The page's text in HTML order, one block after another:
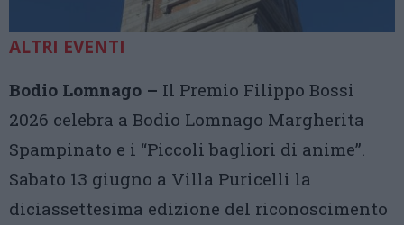
ALTRI EVENTI
Bodio Lomnago – Il Premio Filippo Bossi
2026 celebra a Bodio Lomnago Margherita
Spampinato e i “Piccoli bagliori di anime”.
Sabato 13 giugno a Villa Puricelli la
diciassettesima edizione del riconoscimento